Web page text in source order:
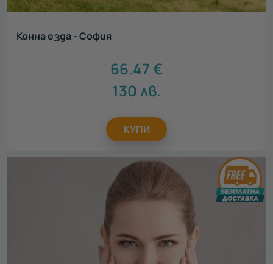
Конна езда - София
66.47€
130 лв.
КУПИ